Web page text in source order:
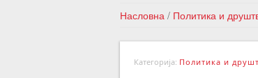
Насловна / Политика и
Категорија: Политика и